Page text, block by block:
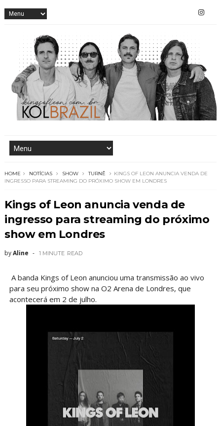
HOME NOTÍCIAS SHOW TURNÊ
KINGS OF LEON ANUNCIA VENDA DE
INGRESSO PARA STREAMING DO PRÓXIMO SHOW EM LONDRES
Kings of Leon anuncia venda de
ingresso para streaming do próximo
show em Londres
byAline 1 MINUTE READ
A banda Kings of Leon anunciou uma transmissão ao vivo
para seu próximo show na O2 Arena de Londres, que
acontecerá em 2 de julho.